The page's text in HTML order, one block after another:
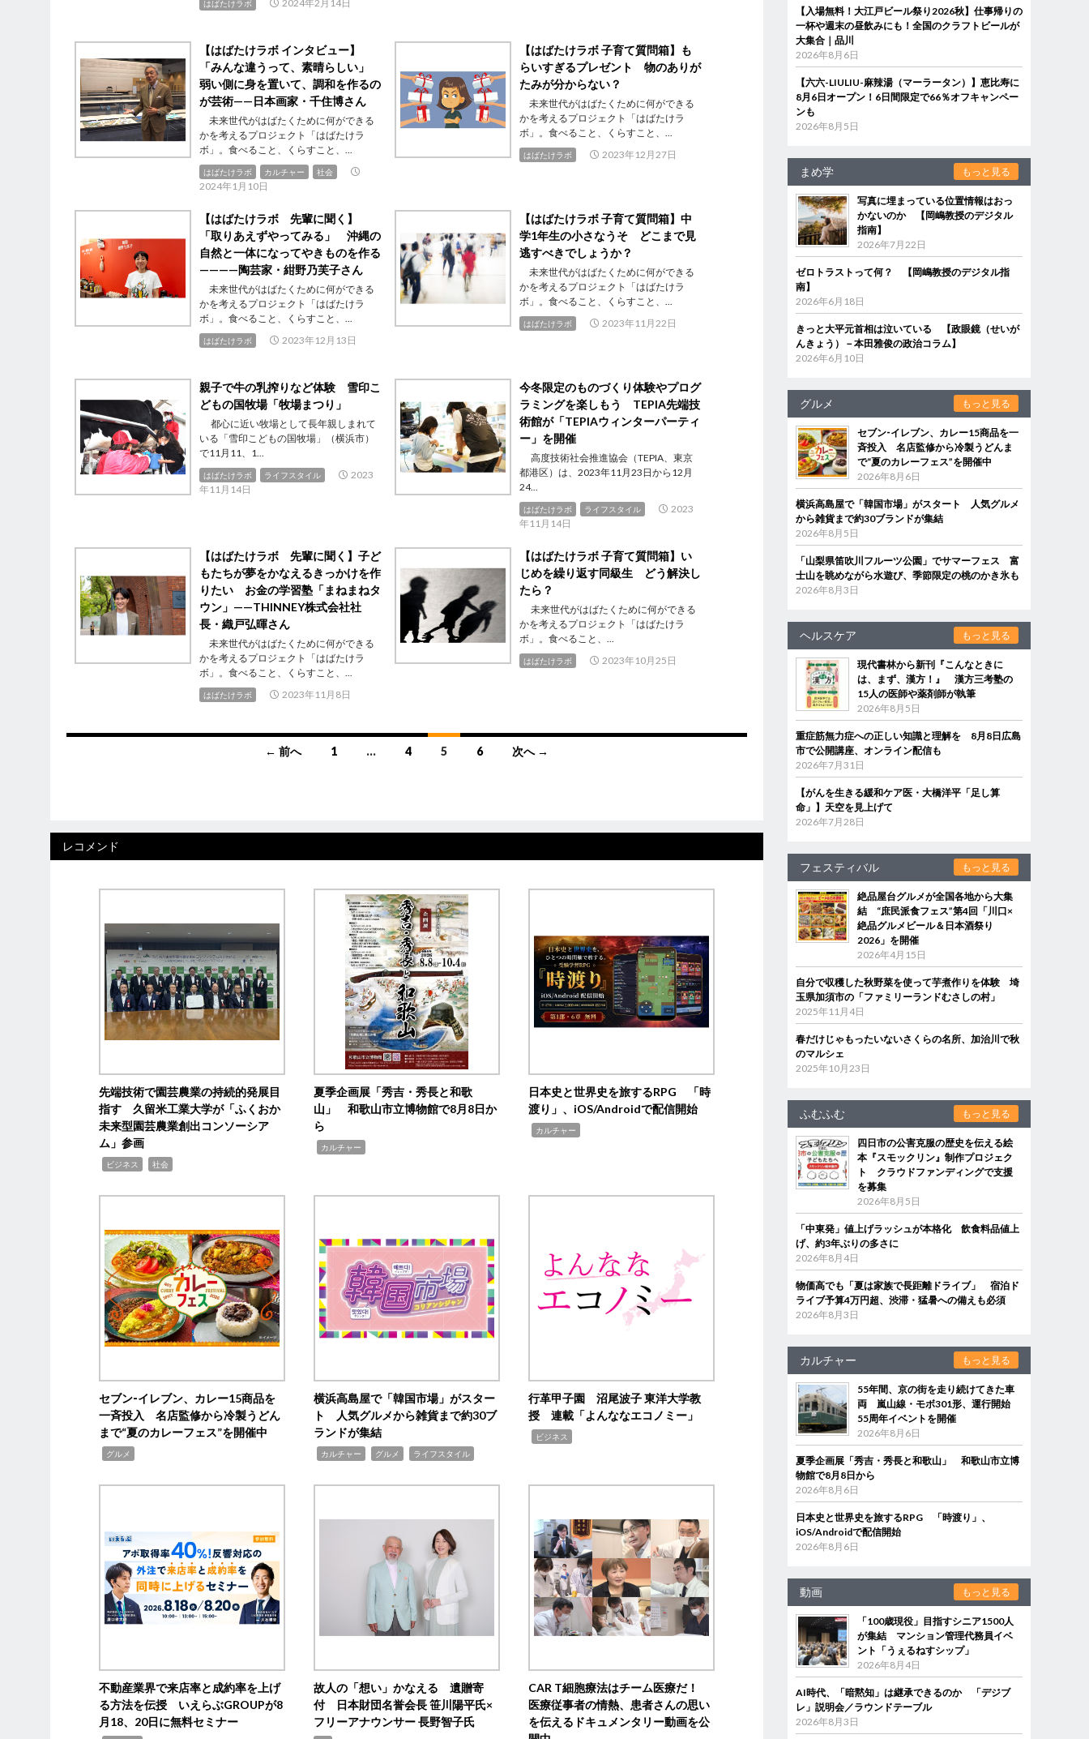
はばたけラボ 2024年2月14日
【はばたけラボ インタビュー】
「みんな違うって、素晴らしい」
弱い側に身を置いて、調和を作るの
が芸術——日本画家・千住博さん
未来世代がはばたくために何ができる
かを考えるプロジェクト「はばたけラ
ボ」。食べること、くらすこと、...
はばたけラボ カルチャー 社会
2024年1月10日
【はばたけラボ 子育て質問箱】も
らいすぎるプレゼント 物のありが
たみが分からない？
未来世代がはばたくために何ができる
かを考えるプロジェクト「はばたけラ
ボ」。食べること、くらすこと、...
はばたけラボ 2023年12月27日
【はばたけラボ 先輩に聞く】
「取りあえずやってみる」 沖縄の
自然と一体になってやきものを作る
————陶芸家・紺野乃芙子さん
未来世代がはばたくために何ができる
かを考えるプロジェクト「はばたけラ
ボ」。食べること、くらすこと、...
はばたけラボ 2023年12月13日
【はばたけラボ 子育て質問箱】中
学1年生の小さなうそ どこまで見
逃すべきでしょうか？
未来世代がはばたくために何ができる
かを考えるプロジェクト「はばたけラ
ボ」。食べること、くらすこと、...
はばたけラボ 2023年11月22日
親子で牛の乳搾りなど体験 雪印こ
どもの国牧場「牧場まつり」
都心に近い牧場として長年親しまれて
いる「雪印こどもの国牧場」（横浜市）
で11月11、1...
はばたけラボ ライフスタイル
2023
年11月14日
今冬限定のものづくり体験やプログ
ラミングを楽しもう TEPIA先端技
術館が「TEPIAウィンターパーティ
ー」を開催
高度技術社会推進協会（TEPIA、東京
都港区）は、2023年11月23日から12月
24...
はばたけラボ ライフスタイル
2023
年11月14日
【はばたけラボ 先輩に聞く】子ど
もたちが夢をかなえるきっかけを作
りたい お金の学習塾「まねまねタ
ウン」——THINNEY株式会社社
長・織戸弘暉さん
未来世代がはばたくために何ができる
かを考えるプロジェクト「はばたけラ
ボ」。食べること、くらすこと、...
はばたけラボ 2023年11月8日
【はばたけラボ 子育て質問箱】い
じめを繰り返す同級生 どう解決し
たら？
未来世代がはばたくために何ができる
かを考えるプロジェクト「はばたけラ
ボ」。食べること、...
はばたけラボ 2023年10月25日
ビ
ゲ
← 前へ 1 … 4 5 6 次へ →
レコメンド
先端技術で園芸農業の持続的発展目
指す 久留米工業大学が「ふくおか
未来型園芸農業創出コンソーシア
ム」参画
ビジネス 社会
夏季企画展「秀吉・秀長と和歌
山」 和歌山市立博物館で8月8日か
ら
カルチャー
日本史と世界史を旅するRPG 「時
渡り」、iOS/Androidで配信開始
カルチャー
セブン‐イレブン、カレー15商品を
一斉投入 名店監修から冷製うどん
まで“夏のカレーフェス”を開催中
グルメ
横浜高島屋で「韓国市場」がスター
ト 人気グルメから雑貨まで約30ブ
ランドが集結
カルチャー グルメ ライフスタイル
行革甲子園 沼尾波子 東洋大学教
授 連載「よんななエコノミー」
ビジネス
不動産業界で来店率と成約率を上げ
る方法を伝授 いえらぶGROUPが8
月18、20日に無料セミナー
故人の「想い」かなえる 遺贈寄
付 日本財団名誉会長 笹川陽平氏×
フリーアナウンサー 長野智子氏
CAR T細胞療法はチーム医療だ！
医療従事者の情熱、患者さんの思い
を伝えるドキュメンタリー動画を公
【入場無料！大江戸ビール祭り2026秋】仕事帰りの
一杯や週末の昼飲みにも！全国のクラフトビールが
大集合｜品川
2026年8月6日
【六六-LIULIU-麻辣湯（マーラータン）】恵比寿に
8月6日オープン！6日間限定で66％オフキャンペー
ンも
2026年8月5日
まめ学 もっと見る
写真に埋まっている位置情報はおっ
かないのか 【岡嶋教授のデジタル
指南】
2026年7月22日
ゼロトラストって何？ 【岡嶋教授のデジタル指
南】
2026年6月18日
きっと大平元首相は泣いている 【政眼鏡（せいが
んきょう）－本田雅俊の政治コラム】
2026年6月10日
グルメ もっと見る
セブン‐イレブン、カレー15商品を一
斉投入 名店監修から冷製うどんま
で“夏のカレーフェス”を開催中
2026年8月6日
横浜高島屋で「韓国市場」がスタート 人気グルメ
から雑貨まで約30ブランドが集結
2026年8月5日
「山梨県笛吹川フルーツ公園」でサマーフェス 富
士山を眺めながら水遊び、季節限定の桃のかき氷も
2026年8月3日
ヘルスケア もっと見る
現代書林から新刊『こんなときに
は、まず、漢方！』 漢方三考塾の
15人の医師や薬剤師が執筆
2026年8月5日
重症筋無力症への正しい知識と理解を 8月8日広島
市で公開講座、オンライン配信も
2026年7月31日
【がんを生きる緩和ケア医・大橋洋平「足し算
命」】天空を見上げて
2026年7月28日
フェスティバル もっと見る
絶品屋台グルメが全国各地から大集
結 “庶民派食フェス”第4回「川口×
絶品グルメビール＆日本酒祭り
2026」を開催
2026年4月15日
自分で収穫した秋野菜を使って芋煮作りを体験 埼
玉県加須市の「ファミリーランドむさしの村」
2025年11月4日
春だけじゃもったいないさくらの名所、加治川で秋
のマルシェ
2025年10月23日
ふむふむ もっと見る
四日市の公害克服の歴史を伝える絵
本『スモックリン』制作プロジェク
ト クラウドファンディングで支援
を募集
2026年8月5日
「中東発」値上げラッシュが本格化 飲食料品値上
げ、約3年ぶりの多さに
2026年8月4日
物価高でも「夏は家族で長距離ドライブ」 宿泊ド
ライブ予算4万円超、渋滞・猛暑への備えも必須
2026年8月3日
カルチャー もっと見る
55年間、京の街を走り続けてきた車
両 嵐山線・モボ301形、運行開始
55周年イベントを開催
2026年8月6日
夏季企画展「秀吉・秀長と和歌山」 和歌山市立博
物館で8月8日から
2026年8月6日
日本史と世界史を旅するRPG 「時渡り」、
iOS/Androidで配信開始
2026年8月6日
動画 もっと見る
「100歳現役」目指すシニア1500人
が集結 マンション管理代務員イベ
ント「うぇるねすシップ」
2026年8月4日
AI時代、「暗黙知」は継承できるのか 「デジブ
レ」説明会／ラウンドテーブル
2026年8月3日